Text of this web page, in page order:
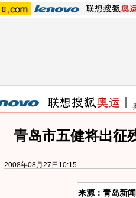
青岛市五健将出征
2008年08月27日10:15
来源：青岛新